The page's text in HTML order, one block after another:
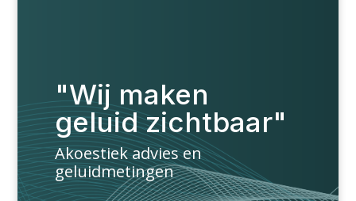
"Wij maken
geluid zichtbaar"
Akoestiek advies en
geluidmetingen